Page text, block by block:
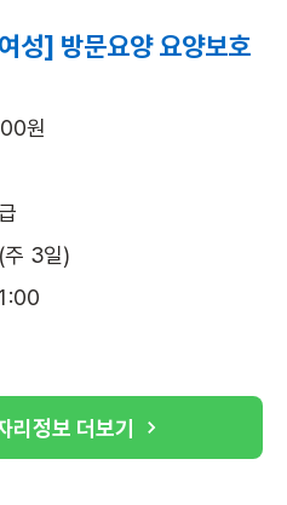
] 방문요양 요양보호
원
3일)
리정보 더보기